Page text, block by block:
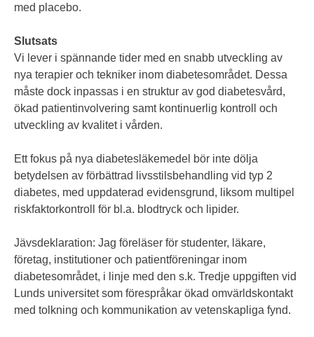
med placebo.
Slutsats
Vi lever i spännande tider med en snabb utveckling av
nya terapier och tekniker inom diabetesområdet. Dessa
måste dock inpassas i en struktur av god diabetesvård,
ökad patientinvolvering samt kontinuerlig kontroll och
utveckling av kvalitet i vården.
Ett fokus på nya diabetesläkemedel bör inte dölja
betydelsen av förbättrad livsstilsbehandling vid typ 2
diabetes, med uppdaterad evidensgrund, liksom multipel
riskfaktorkontroll för bl.a. blodtryck och lipider.
Jävsdeklaration: Jag föreläser för studenter, läkare,
företag, institutioner och patientföreningar inom
diabetesområdet, i linje med den s.k. Tredje uppgiften vid
Lunds universitet som förespråkar ökad omvärldskontakt
med tolkning och kommunikation av vetenskapliga fynd.